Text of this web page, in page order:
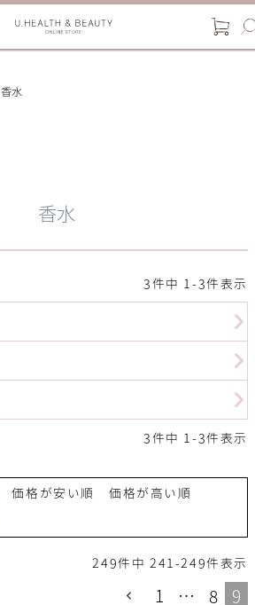
香水
香水
3 件中 1 - 3件表示
3 件中 1 - 3件表示
価格が安い順 価格が高い順
249件中 241 -249件表示
1 … 8 9